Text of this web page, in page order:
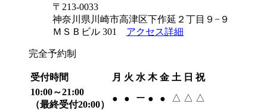
〒213-0033
神奈川県川崎市高津区下作延２丁目９−９
ＭＳＢビル 301 アクセス詳細
完全予約制
受付時間 月 火 水 木 金 土 日 祝
10:00～21:00
（最終受付20:00）
● ● ー ● ● △ △ △